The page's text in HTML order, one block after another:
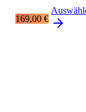
169,00 €